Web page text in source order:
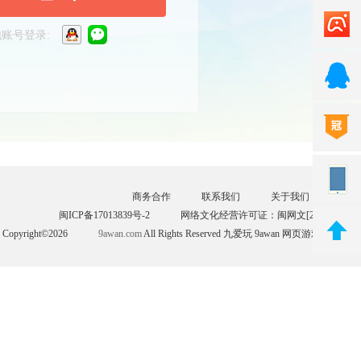
号登录:
商务合作 联系我们 关于我们
家
闽ICP备17013839号-2
网络文化经营许可证：闽网文[2017]3387-
Copyright©2026
9awan.comAll Rights Reserved 九爱玩 9awan 网页游戏，百分